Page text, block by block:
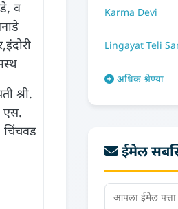
व
श्री.
एस.
चिंचवड
Karma Devi
Lingayat Teli
अधिक श्रेण्या
ईमेल